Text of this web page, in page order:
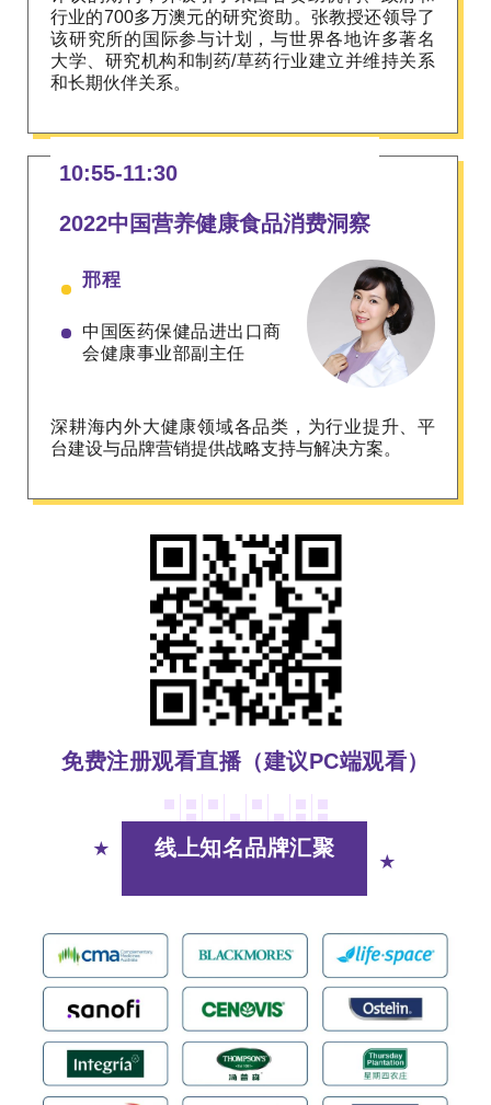
行业的700多万澳元的研究资助。张教授还领导了
该研究所的国际参与计划，与世界各地许多著名
大学、研究机构和制药/草药行业建立并维持关系
和长期伙伴关系。
10:55-11:30
2022中国营养健康食品消费洞察
邢程
中国医药保健品进出口商
会健康事业部副主任
深耕海内外大健康领域各品类，为行业提升、平
台建设与品牌营销提供战略支持与解决方案。
免费注册观看直播（建议PC端观看）
★ 线上知名品牌汇聚
★